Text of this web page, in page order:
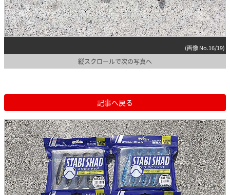
(画像 No.16/19)
縦スクロールで次の写真へ
記事へ戻る